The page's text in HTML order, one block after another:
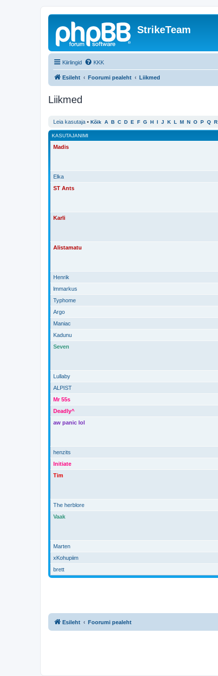
StrikeTeam
Kiirlingid KKK
Esileht Foorumi pealeht Liikmed
Liikmed
Leia kasutaja • Kõik A B C D E F G H I J K L M N O P Q R
KASUTAJANIMI
Madis
Elka
ST Ants
Karli
Alistamatu
Henrik
lmmarkus
Typhome
Argo
Maniac
Kadunu
Seven
Lullaby
ALPIST
Mr 55s
Deadly^
aw panic lol
henzits
Initiate
Tim
The herblore
Vaak
Marten
xKohupiim
brett
Esileht Foorumi pealeht